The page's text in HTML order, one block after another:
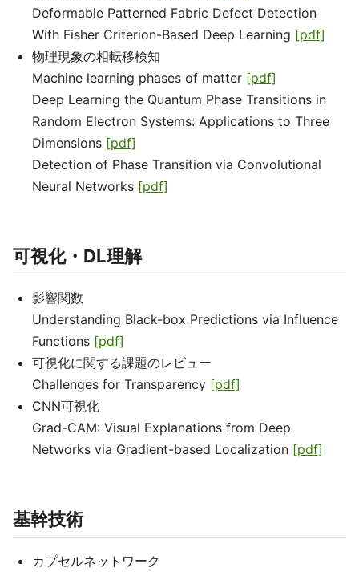
Deformable Patterned Fabric Defect Detection
With Fisher Criterion-Based Deep Learning [pdf]
物理現象の相転移検知
Machine learning phases of matter [pdf]
Deep Learning the Quantum Phase Transitions in
Random Electron Systems: Applications to Three
Dimensions [pdf]
Detection of Phase Transition via Convolutional
Neural Networks [pdf]
可視化・DL理解
影響関数
Understanding Black-box Predictions via Influence
Functions [pdf]
可視化に関する課題のレビュー
Challenges for Transparency [pdf]
CNN可視化
Grad-CAM: Visual Explanations from Deep
Networks via Gradient-based Localization [pdf]
基幹技術
カプセルネットワーク